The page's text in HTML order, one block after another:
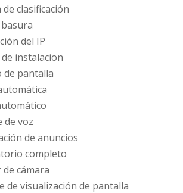
de clasificación
del IP
instalacion
de pantalla
de voz
de anuncios
completo
cámara
de visualización de pantalla